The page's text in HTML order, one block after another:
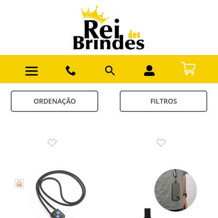
ORDENAÇÃO FILTROS